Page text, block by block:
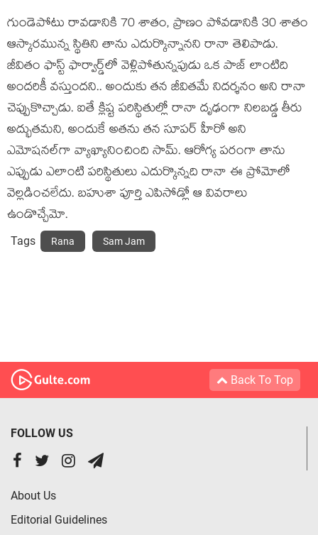
గుండెపోటు రావడానికి 70 శాతం, ప్రాణం పోవడానికి 30 శాతం
ఆస్కారమున్న స్థితిని తాను ఎదుర్కొన్నానని రానా తెలిపాడు.
జీవితం ఫాస్ట్ ఫార్వార్డ్‌లో వెళ్లిపోతున్నపుడు ఒక పాజ్ లాంటిది
అందరికీ వస్తుందని.. అందుకు తన జీవితమే నిదర్శనం అని రానా
చెప్పుకొచ్చాడు. ఐతే క్లిష్ట పరిస్థితుల్లో రానా దృఢంగా నిలబడ్డ తీరు
అద్భుతమని, అందుకే అతను తన సూపర్ హీరో అని
ఎమోషనల్‌గా వ్యాఖ్యానించింది సామ్. ఆరోగ్య పరంగా తాను
ఎప్పుడు ఎలాంటి పరిస్థితులు ఎదుర్కొన్నది రానా ఈ ప్రోమోలో
వెల్లడించలేదు. బహుశా పూర్తి ఎపిసోడ్లో ఆ వివరాలు
ఉండొచ్చేమో.
Tags Rana Sam Jam
Back To Top
FOLLOW US
About Us
Editorial Guidelines